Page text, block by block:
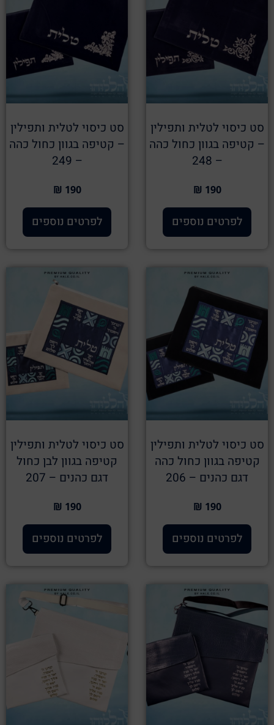
סט כיסוי לטלית ותפילין
– קטיפה בגוון כחול כהה
– 248
190 ₪
לפרטים נוספים
סט כיסוי לטלית ותפילין
– קטיפה בגוון כחול כהה
– 249
190 ₪
לפרטים נוספים
סט כיסוי לטלית ותפילין
קטיפה בגוון כחול כהה
דגם כהנים – 206
190 ₪
לפרטים נוספים
סט כיסוי לטלית ותפילין
קטיפה בגוון לבן כחול
דגם כהנים – 207
190 ₪
לפרטים נוספים